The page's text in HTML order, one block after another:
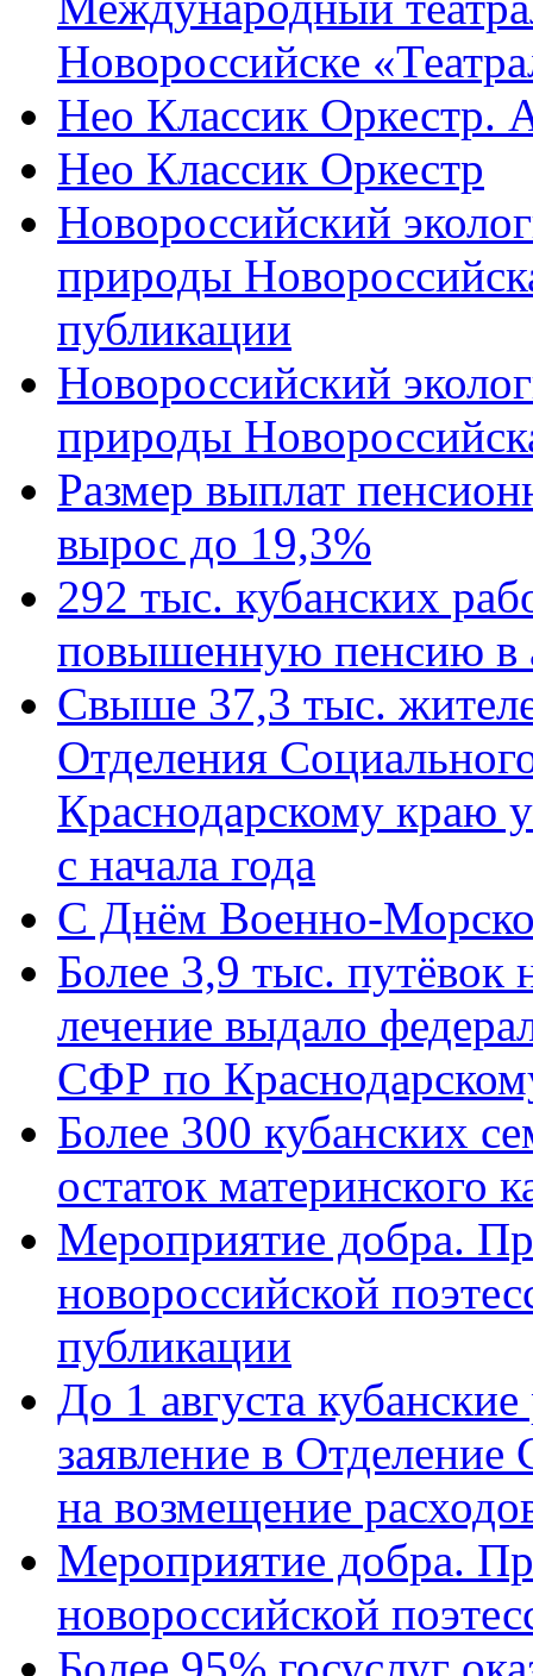
Новороссийске
Нео Классик Оркестр.
Нео Классик Оркестр
Новороссийский
природы
публикации
Новороссийский
природы
Размер выплат
вырос до 19,3%
292 тыс. кубанских
повышенную пенсию в
Свыше 37,3 тыс.
Отделения
Краснодарскому краю
с начала года
C Днём Военно-
Более 3,9 тыс. путёвок
лечение выдало
СФР по
Более 300 кубанских
остаток материнского
Мероприятие добра.
новороссийской
публикации
До 1 августа
заявление в
на возмещение
Мероприятие добра.
новороссийской